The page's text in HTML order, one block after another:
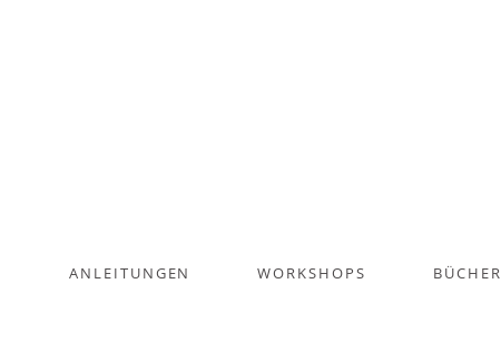
ANLEITUNGEN WORKSHOPS BÜCHER